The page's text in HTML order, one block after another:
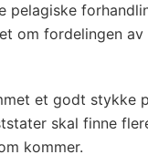
pelagiske
om fordelingen av
et godt stykke
skal finne
kommer.